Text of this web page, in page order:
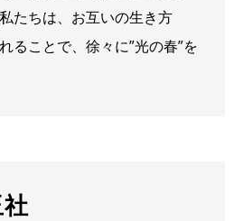
たちは、お互いの生き方
ることで、徐々に”光の春”を